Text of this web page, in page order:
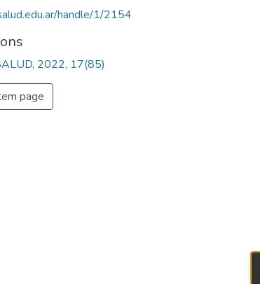
handle/1/2154
2022, 17(85)
page